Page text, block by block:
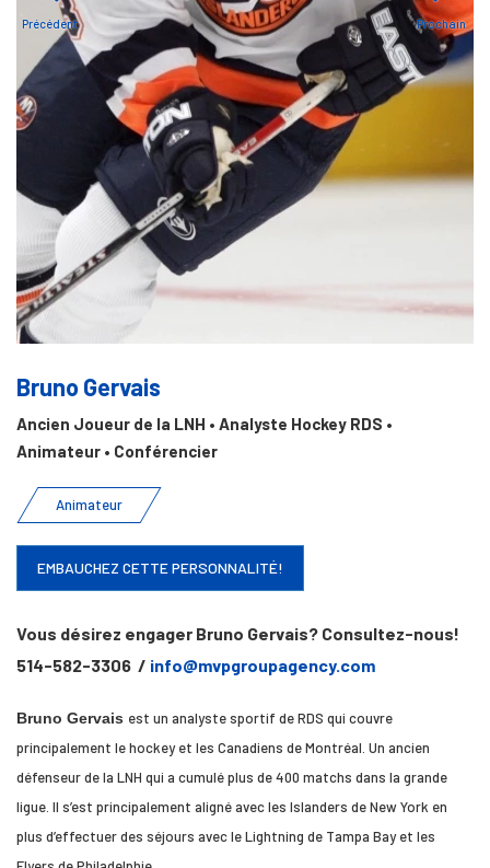
Précédent Prochain
Bruno Gervais
Ancien Joueur de la LNH • Analyste Hockey RDS •
Animateur • Conférencier
Animateur
EMBAUCHEZ CETTE PERSONNALITÉ!
Vous désirez engager Bruno Gervais? Consultez-nous!
514-582-3306 / info@mvpgroupagency.com
Bruno Gervais est un analyste sportif de RDS qui couvre
principalement le hockey et les Canadiens de Montréal. Un ancien
défenseur de la LNH qui a cumulé plus de 400 matchs dans la grande
ligue. Il s’est principalement aligné avec les Islanders de New York en
plus d’effectuer des séjours avec le Lightning de Tampa Bay et les